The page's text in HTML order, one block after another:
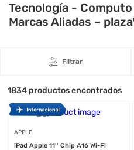
Tecnología -
Marcas Aliadas –
Filtrar
1834 productos encontrados
APPLE
iPad Apple 11'' Chip A16 Wi-Fi